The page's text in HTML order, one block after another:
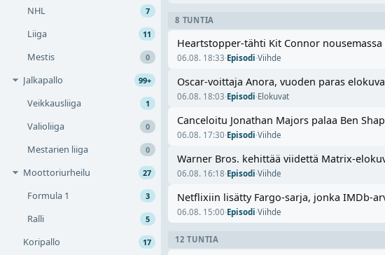
NHL 7
Liiga 11
Mestis 0
Jalkapallo 99+
Veikkausliiga 1
Valioliiga 0
Mestarien liiga 0
Moottoriurheilu 27
Formula 1 3
Ralli 5
Koripallo 17
8 TUNTIA
Heartstopper-tähti Kit Connor
06.08. 18:33·Episodi·Viihde
Oscar-voittaja Anora, vuoden paras
06.08. 18:03·Episodi·Elokuvat
Canceloitu Jonathan Majors palaa Ben
06.08. 17:30·Episodi·Viihde
Warner Bros. kehittää viidettä Matrix-
06.08. 16:18·Episodi·Viihde
Netflixiin lisätty Fargo-sarja, jonka IMDb-
06.08. 15:00·Episodi·Viihde
12 TUNTIA